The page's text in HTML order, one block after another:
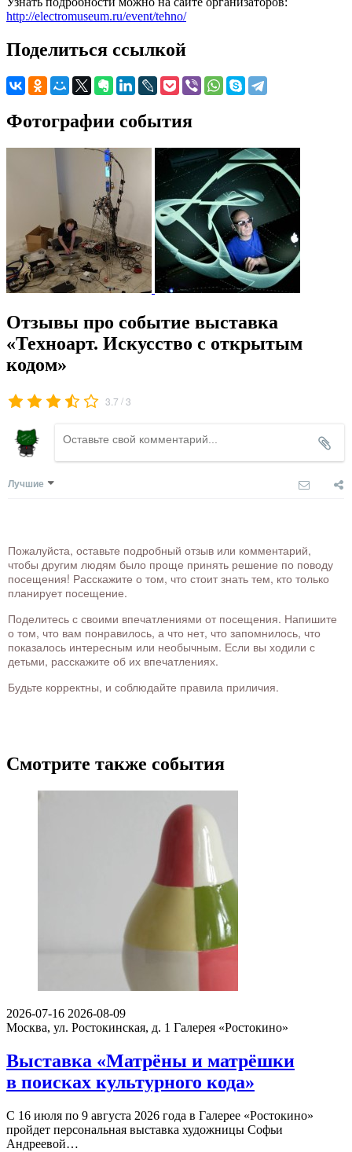
http://electromuseum.ru/event/tehno/
Поделиться ссылкой
Фотографии события
Отзывы про событие выставка
«Техноарт. Искусство с открытым
кодом»
3.7 /3
Лучшие
Пожалуйста, оставьте подробный отзыв или комментарий,
чтобы другим людям было проще принять решение по поводу
посещения! Расскажите о том, что стоит знать тем, кто только
планирует посещение.
Поделитесь с своими впечатлениями от посещения. Напишите
о том, что вам понравилось, а что нет, что запомнилось, что
показалось интересным или необычным. Если вы ходили с
детьми, расскажите об их впечатлениях.
Будьте корректны, и соблюдайте правила приличия.
Смотрите также события
2026-07-16 2026-08-09
Москва, ул. Ростокинская, д. 1 Галерея «Ростокино»
Выставка «Матрёны и матрёшки
в поисках культурного кода»
С 16 июля по 9 августа 2026 года в Галерее «Ростокино»
пройдет персональная выставка художницы Софьи
Андреевой…